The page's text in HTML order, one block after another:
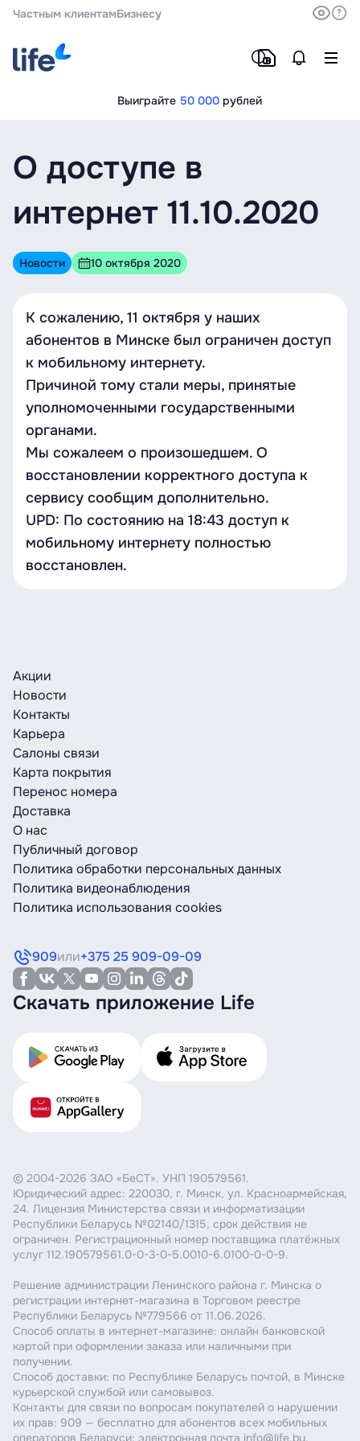
Частным клиентамБизнесу
Выиграйте 50 000 рублей
О доступе в
интернет 11.10.2020
Новости 10 октября 2020
К сожалению, 11 октября у наших
абонентов в Минске был ограничен доступ
к мобильному интернету.
Причиной тому стали меры, принятые
уполномоченными государственными
органами.
Мы сожалеем о произошедшем. О
восстановлении корректного доступа к
сервису сообщим дополнительно.
UPD: По состоянию на 18:43 доступ к
мобильному интернету полностью
восстановлен.
Акции
Новости
Контакты
Карьера
Салоны связи
Карта покрытия
Перенос номера
Доставка
О нас
Публичный договор
Политика обработки персональных данных
Политика видеонаблюдения
Политика использования cookies
909или+375 25 909-09-09
Скачать приложение Life
© 2004-2026 ЗАО «БеСТ». УНП 190579561.
Юридический адрес: 220030, г. Минск, ул. Красноармейская,
24. Лицензия Министерства связи и информатизации
Республики Беларусь №02140/1315, срок действия не
ограничен. Регистрационный номер поставщика платёжных
услуг 112.190579561.0-0-3-0-5.0010-6.0100-0-0-9.
Решение администрации Ленинского района г. Минска о
регистрации интернет-магазина в Торговом реестре
Республики Беларусь №779566 от 11.06.2026.
Способ оплаты в интернет-магазине: онлайн банковской
картой при оформлении заказа или наличными при
получении.
Способ доставки: по Республике Беларусь почтой, в Минске
курьерской службой или самовывоз.
Контакты для связи по вопросам покупателей о нарушении
их прав: 909 — бесплатно для абонентов всех мобильных
операторов Беларуси; электронная почта info@life.by.